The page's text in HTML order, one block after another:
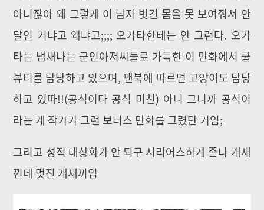
아니잖아 왜 그렇게 이 남자 벗긴 몸을 못 보여줘서 안
달인 거냐고 왜냐고;;;; 오가타한테는 안 그런다. 오가
타는 냄새나는 군인아저씨들로 가득한 이 만화에서 쿨
뷰티를 담당하고 있으며, 팬북에 따르면 고양이도 담당
하고 있따!!(공식이다 공식 미친) 아니 그니까 공식이
라는 게 작가가 그런 보너스 만화를 그렸단 거임;
그리고 성적 대상화가 안 되구 시리어스하게 존나 개새
낀데 멋진 개새끼임